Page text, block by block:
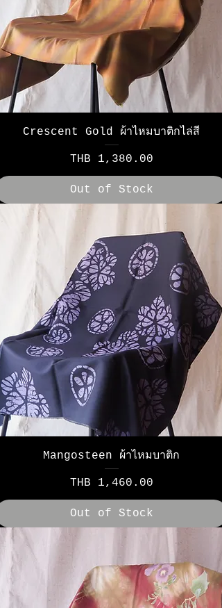
Crescent Gold ผ้าไหมบาติกไล่สี
Price
THB 1,380.00
Out of Stock
Mangosteen ผ้าไหมบาติก
Price
THB 1,460.00
Out of Stock